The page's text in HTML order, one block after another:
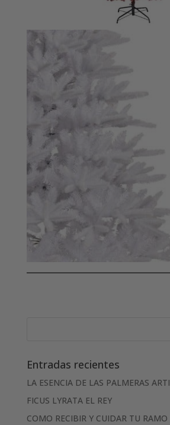
Entradas recientes
LA ESENCIA DE LAS PALMERAS
FICUS LYRATA EL REY
COMO RECIBIR Y CUIDAR TU